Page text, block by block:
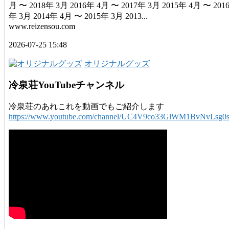
月 〜 2018年 3月 2016年 4月 〜 2017年 3月 2015年 4月 〜 2016
年 3月 2014年 4月 〜 2015年 3月 2013...
www.reizensou.com
2026-07-25 15:48
オリジナルグッズ
冷泉荘YouTubeチャンネル
冷泉荘のあれこれを動画でもご紹介します
https://www.youtube.com/channel/